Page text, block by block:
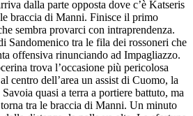
dalla parte opposta dove c’è Katseris
braccia di Manni. Finisce il primo
sembra provarci con intraprendenza.
Sandomenico tra le fila dei rossoneri che
offensiva rinunciando ad Impagliazzo.
trova l’occasione più pericolosa
centro dell’area un assist di Cuomo, la
quasi a terra a portiere battuto, ma
tra le braccia di Manni. Un minuto